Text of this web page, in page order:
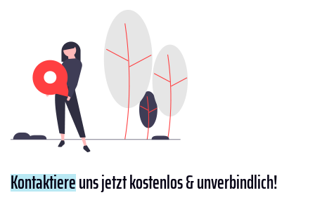
Kontaktiereuns jetzt kostenlos & unverbindlich!